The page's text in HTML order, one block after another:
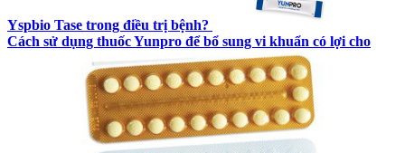
Yspbio Tase trong điều trị bệnh?
Cách sử dụng thuốc Yunpro để bổ sung vi khuẩn có lợi cho